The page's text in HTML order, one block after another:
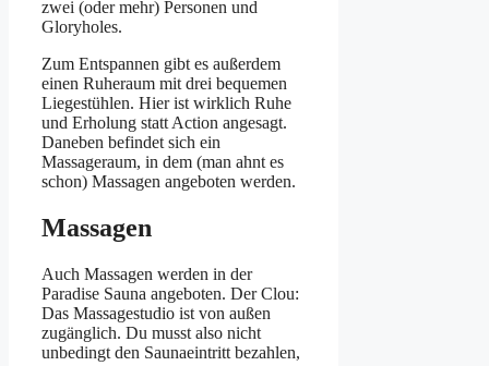
zwei (oder mehr) Personen und
Gloryholes.
Zum Entspannen gibt es außerdem
einen Ruheraum mit drei bequemen
Liegestühlen. Hier ist wirklich Ruhe
und Erholung statt Action angesagt.
Daneben befindet sich ein
Massageraum, in dem (man ahnt es
schon) Massagen angeboten werden.
Massagen
Auch Massagen werden in der
Paradise Sauna angeboten. Der Clou:
Das Massagestudio ist von außen
zugänglich. Du musst also nicht
unbedingt den Saunaeintritt bezahlen,